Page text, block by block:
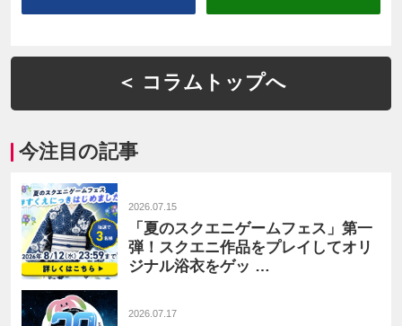
＜ コラムトップへ
今注目の記事
2026.07.15
「夏のスクエニゲームフェス」第一
弾！スクエニ作品をプレイしてオリ
ジナル浴衣をゲッ …
2026.07.17